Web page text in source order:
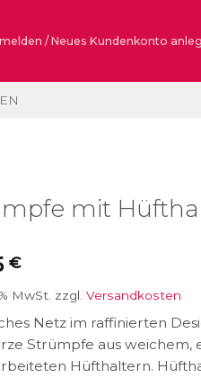
/ Neues Kundenkonto
mit
€
MwSt. zzgl. Versandkosten
Netz im raffinierten
Strümpfe aus weichem,
Hüfthaltern.